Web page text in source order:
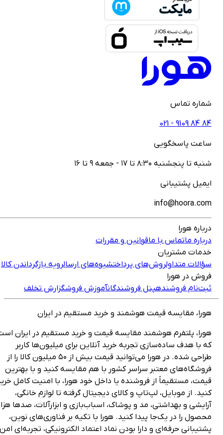
تماس
021 - ‎9109‎ ‎84‎
پاسخگویی
تا پنجشنبه ۸:۳۰ تا ۱۷ - جمعه ۹ تا ۱۶
پشتیبانی
هورا
ماتماس با ماقوانین و مقررات
مشتریان
متداولروش‌های پرداختشیوه‌های ارسالرویه بازگرداندن کالا
در هورا
فروشندهپنل فروشندگانآموزش فروشگزارش تخلف
مقایسه قیمت هوشمند و خرید مستقیم در ایران
پلتفرم هوشمند مقایسه قیمت و خرید مستقیم در ایران است
با هدف ساده‌سازی تجربه خرید آنلاین برای میلیون‌ها کاربر
طراحی شده. در هورا می‌توانید قیمت بیش از ۵۰ میلیون کالا را از
معتبر سراسر کشور با هم مقایسه کنید و با بهترین
مستقیماً از فروشنده یا داخل خود هورا، با امنیت کامل خرید
از موبایل، لپ‌تاپ و کالای دیجیتال گرفته تا لوازم خانگی،
و بهداشتی، مد و پوشاک، اسباب‌بازی و ابزارآلات، صدها هزار
را در یک‌جا پیدا کنید. هورا با تکیه بر فناوری‌های نوین،
حرفه‌ای و دارا بودن نماد اعتماد الکترونیکی، تجربه‌ای امن،